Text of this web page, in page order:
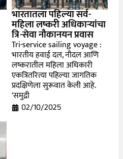
भारतातला पहिल्या सर्व-
महिला लष्करी अधिकाऱ्यांचा
त्रि-सेवा नौकानयन प्रवास
Tri-service sailing voyage :
भारतीय हवाई दल, नौदल आणि
लष्करातील महिला अधिकारी
एकत्रितरित्या पहिल्या जागतिक
प्रदक्षिणेला सुरूवात केली आहे.
'समुद्री
02/10/2025